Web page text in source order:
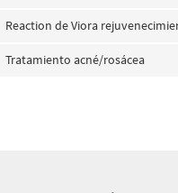
Reaction de Viora
Tratamiento acné/rosácea